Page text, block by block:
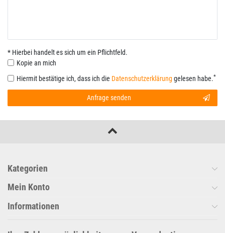
* Hierbei handelt es sich um ein Pflichtfeld.
Kopie an mich
Hiermit bestätige ich, dass ich die Daten­schutz­erklärung gelesen habe.*
Anfrage senden
Kategorien
Mein Konto
Informationen